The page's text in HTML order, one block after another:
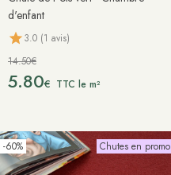
d'enfant
3.0 (1 avis)
14.50€
5.80€ TTC le m²
-60% Chutes en promo